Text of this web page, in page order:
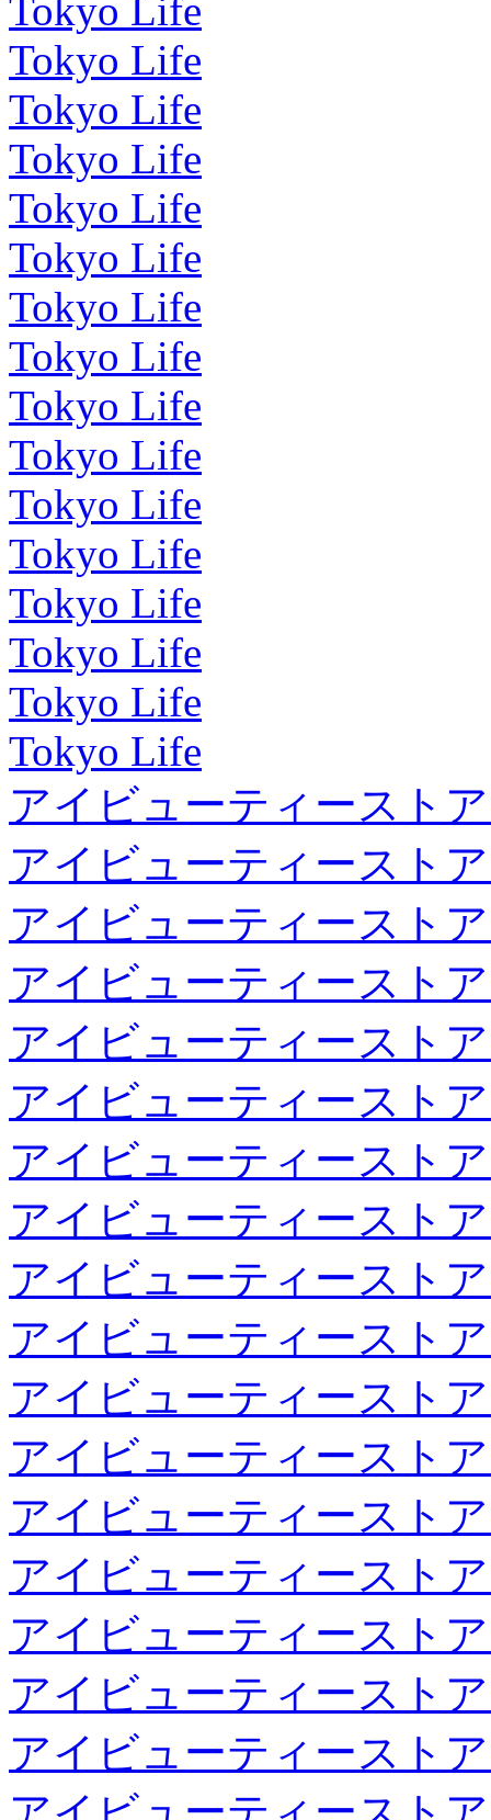
Tokyo Life
Tokyo Life
Tokyo Life
Tokyo Life
Tokyo Life
Tokyo Life
Tokyo Life
Tokyo Life
Tokyo Life
Tokyo Life
Tokyo Life
Tokyo Life
Tokyo Life
Tokyo Life
Tokyo Life
Tokyo Life
アイビューティースト
アイビューティースト
アイビューティースト
アイビューティースト
アイビューティースト
アイビューティースト
アイビューティースト
アイビューティースト
アイビューティースト
アイビューティースト
アイビューティースト
アイビューティースト
アイビューティースト
アイビューティースト
アイビューティースト
アイビューティースト
アイビューティースト